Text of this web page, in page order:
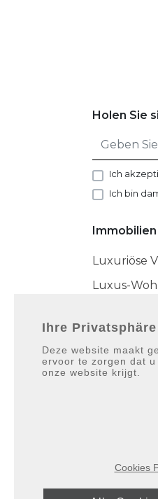
Holen Sie
Ich
Ich bin
Immobilien
Luxuriöse
Luxus-
Die Noble
Ihre Privatsphäre
Deze website maakt
ervoor te zorgen dat
onze website krijgt.
Cookies